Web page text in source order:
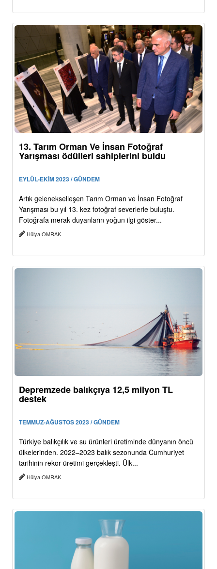
13. Tarım Orman Ve İnsan Fotoğraf
Yarışması ödülleri sahiplerini buldu
EYLÜL-EKİM 2023 / GÜNDEM
Artık gelenekselleşen Tarım Orman ve İnsan Fotoğraf
Yarışması bu yıl 13. kez fotoğraf severlerle buluştu.
Fotoğrafa merak duyanların yoğun ilgi göster...
Hülya OMRAK
Depremzede balıkçıya 12,5 milyon TL
destek
TEMMUZ-AĞUSTOS 2023 / GÜNDEM
Türkiye balıkçılık ve su ürünleri üretiminde dünyanın öncü
ülkelerinden. 2022–2023 balık sezonunda Cumhuriyet
tarihinin rekor üretimi gerçekleşti. Ülk...
Hülya OMRAK